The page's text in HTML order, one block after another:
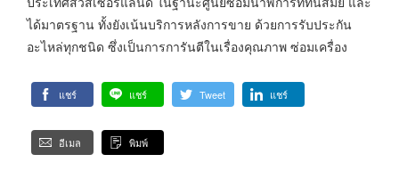
ได้มาตรฐาน ทั้งยังเน้นบริการหลังการขาย ด้วยการรับประกัน
อะไหล่ทุกชนิด ซึ่งเป็นการการันตีในเรื่องคุณภาพ ซ่อมเครื่อง
แชร์ แชร์ Tweet แชร์
อีเมล พิมพ์